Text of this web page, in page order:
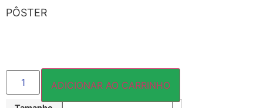
PÔSTER
ADICIONAR AO CARRINHO